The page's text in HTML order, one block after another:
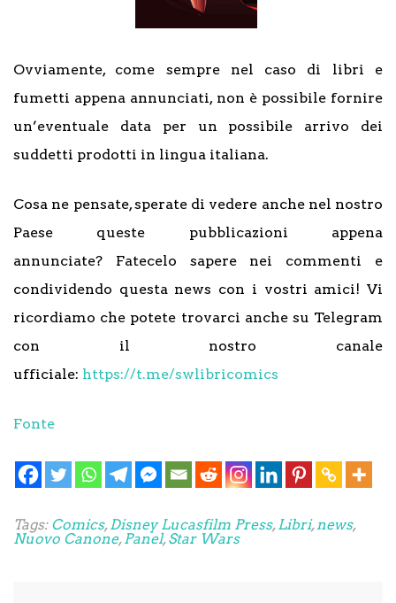
Ovviamente, come sempre nel caso di libri e
fumetti appena annunciati, non è possibile fornire
un’eventuale data per un possibile arrivo dei
suddetti prodotti in lingua italiana.
Cosa ne pensate, sperate di vedere anche nel nostro
Paese queste pubblicazioni appena
annunciate? Fatecelo sapere nei commenti e
condividendo questa news con i vostri amici! Vi
ricordiamo che potete trovarci anche su Telegram
con il nostro canale
ufficiale: https://t.me/swlibricomics
Fonte
Tags: Comics,Disney Lucasfilm Press,Libri,news,
Nuovo Canone,Panel,Star Wars